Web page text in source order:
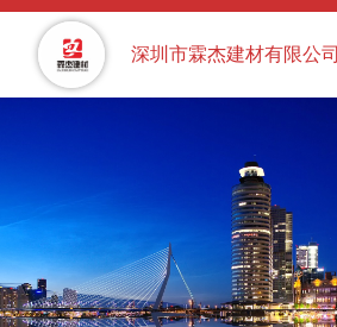
深圳市霖杰建材有限公司